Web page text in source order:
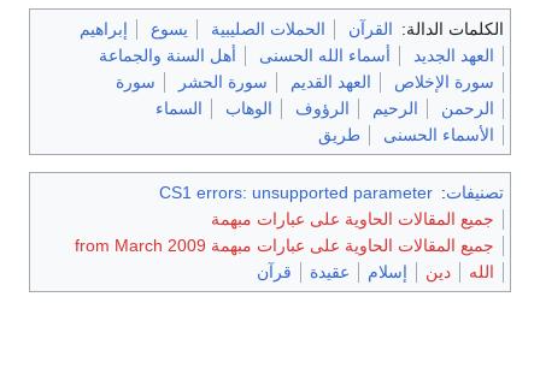
الكلمات الدالة: القرآن الحملات الصليبية يسوع
إبراهيم
العهد الجديد
أسماء الله الحسنى
أهل السنة والجماعة
سورة الإخلاص
العهد القديم سورة الحشر
سورة
الرحمن
الرحيم الرؤوف الوهاب
السماء
الأسماء الحسنى
طريق
تصنيفات:
CS1 errors: unsupported parameter
جميع المقالات الحاوية على عبارات مبهمة
جميع المقالات الحاوية على عبارات مبهمة from March 2009
الله
دين إسلام عقيدة قرآن